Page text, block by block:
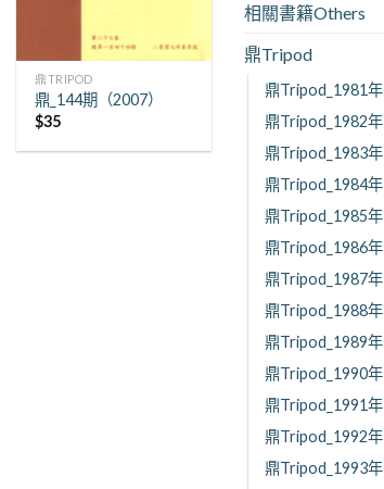
鼎TRIPOD
鼎_144期（2007）
$35
相關書籍Others
鼎Tripod
鼎Tripod_1981年
鼎Tripod_1982年
鼎Tripod_1983年
鼎Tripod_1984年
鼎Tripod_1985年
鼎Tripod_1986年
鼎Tripod_1987年
鼎Tripod_1988年
鼎Tripod_1989年
鼎Tripod_1990年
鼎Tripod_1991年
鼎Tripod_1992年
鼎Tripod_1993年